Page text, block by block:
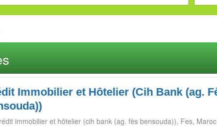
Immobilier et Hôtelier (Cih Bank (ag.
immobilier et hôtelier (cih bank (ag. fès bensouda)) Fes Maroc